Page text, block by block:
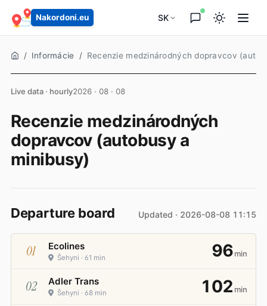
Nakordoni.eu SK
Informácie Recenzie medzinárodných dopravcov
Live data · hourly2026 · 08 · 08
Recenzie medzinárodných
dopravcov (autobusy a
minibusy)
Departure board Updated · 2026-08-08 11:15
Bus carrier ranking at the
01 Ecolines
Šehyni · 61 min 96min
02 Adler Trans
Šehyni · 68 min 102 min